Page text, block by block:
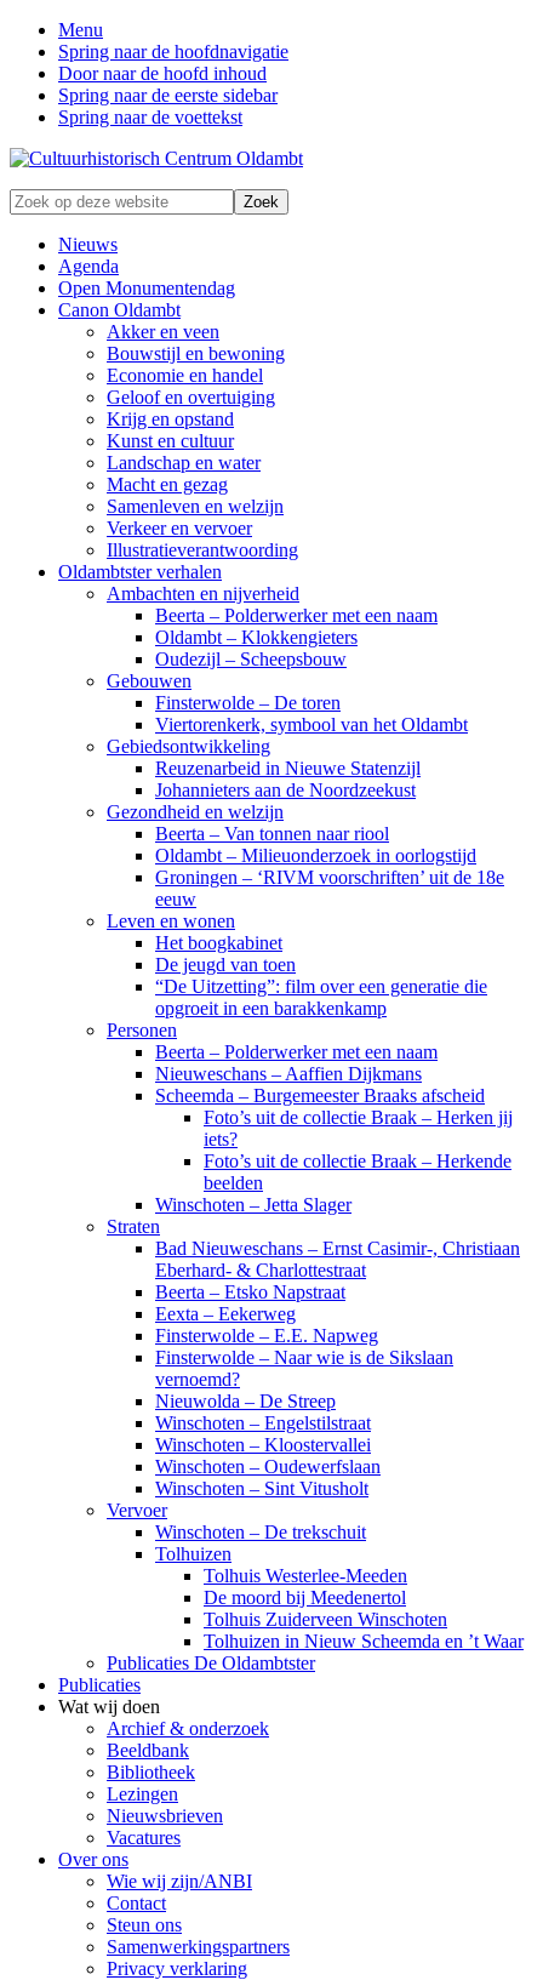
Menu
Spring naar de hoofdnavigatie
Door naar de hoofd inhoud
Spring naar de eerste sidebar
Spring naar de voettekst
Zonder
verleden
geen
toekomst
Zoek
op
deze
website
Nieuws
Agenda
Open Monumentendag
Canon Oldambt
Akker en veen
Bouwstijl en bewoning
Economie en handel
Geloof en overtuiging
Krijg en opstand
Kunst en cultuur
Landschap en water
Macht en gezag
Samenleven en welzijn
Verkeer en vervoer
Illustratieverantwoording
Oldambtster verhalen
Ambachten en nijverheid
Beerta – Polderwerker met een naam
Oldambt – Klokkengieters
Oudezijl – Scheepsbouw
Gebouwen
Finsterwolde – De toren
Viertorenkerk, symbool van het Oldambt
Gebiedsontwikkeling
Reuzenarbeid in Nieuwe Statenzijl
Johannieters aan de Noordzeekust
Gezondheid en welzijn
Beerta – Van tonnen naar riool
Oldambt – Milieuonderzoek in oorlogstijd
Groningen – ‘RIVM voorschriften’ uit de 18e
eeuw
Leven en wonen
Het boogkabinet
De jeugd van toen
“De Uitzetting”: film over een generatie die
opgroeit in een barakkenkamp
Personen
Beerta – Polderwerker met een naam
Nieuweschans – Aaffien Dijkmans
Scheemda – Burgemeester Braaks afscheid
Foto’s uit de collectie Braak – Herken jij
iets?
Foto’s uit de collectie Braak – Herkende
beelden
Winschoten – Jetta Slager
Straten
Bad Nieuweschans – Ernst Casimir-, Christiaan
Eberhard- & Charlottestraat
Beerta – Etsko Napstraat
Eexta – Eekerweg
Finsterwolde – E.E. Napweg
Finsterwolde – Naar wie is de Sikslaan
vernoemd?
Nieuwolda – De Streep
Winschoten – Engelstilstraat
Winschoten – Kloostervallei
Winschoten – Oudewerfslaan
Winschoten – Sint Vitusholt
Vervoer
Winschoten – De trekschuit
Tolhuizen
Tolhuis Westerlee-Meeden
De moord bij Meedenertol
Tolhuis Zuiderveen Winschoten
Tolhuizen in Nieuw Scheemda en ’t Waar
Publicaties De Oldambtster
Publicaties
Wat wij doen
Archief & onderzoek
Beeldbank
Bibliotheek
Lezingen
Nieuwsbrieven
Vacatures
Over ons
Wie wij zijn/ANBI
Contact
Steun ons
Samenwerkingspartners
Privacy verklaring